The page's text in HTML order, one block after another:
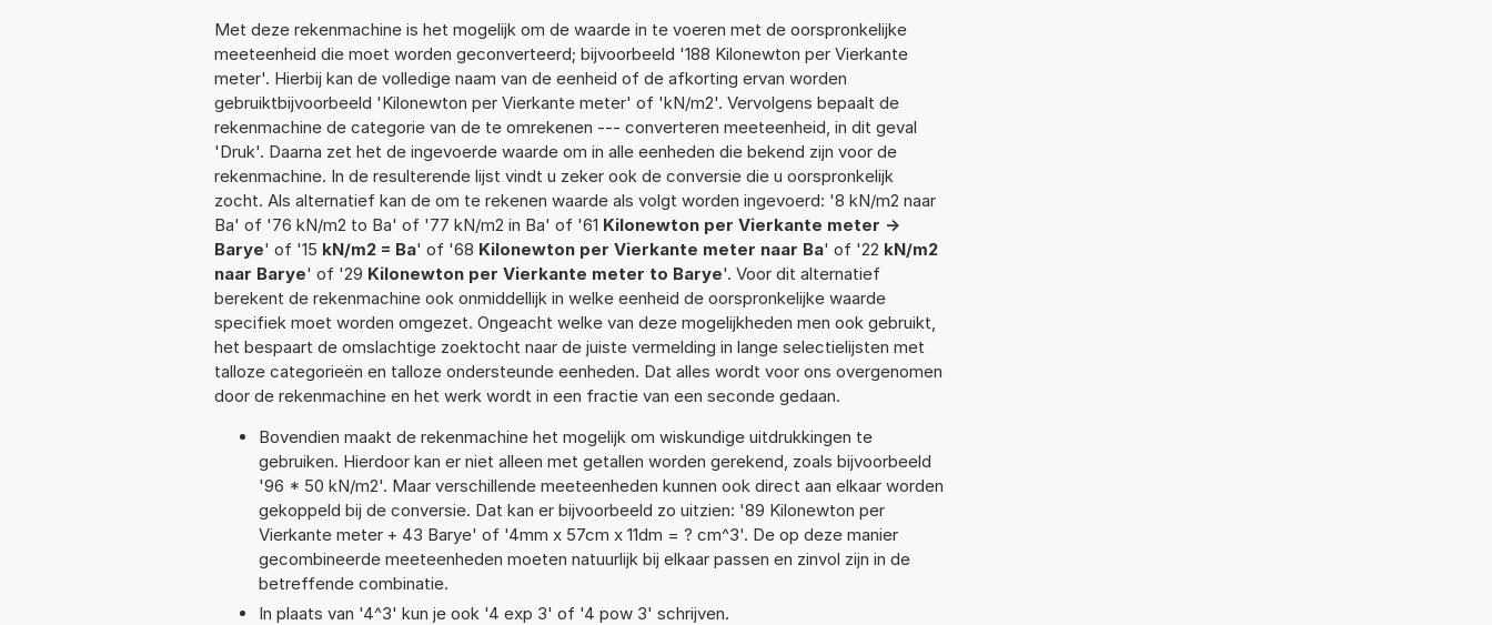
Met deze rekenmachine is het mogelijk om de waarde in te voeren met de oorspronkelijke
meeteenheid die moet worden geconverteerd; bijvoorbeeld '188 Kilonewton per Vierkante
meter'. Hierbij kan de volledige naam van de eenheid of de afkorting ervan worden
gebruiktbijvoorbeeld 'Kilonewton per Vierkante meter' of 'kN/m2'. Vervolgens bepaalt de
rekenmachine de categorie van de te omrekenen --- converteren meeteenheid, in dit geval
'Druk'. Daarna zet het de ingevoerde waarde om in alle eenheden die bekend zijn voor de
rekenmachine. In de resulterende lijst vindt u zeker ook de conversie die u oorspronkelijk
zocht. Als alternatief kan de om te rekenen waarde als volgt worden ingevoerd: '8 kN/m2 naar
Ba' of '76 kN/m2 to Ba' of '77 kN/m2 in Ba' of '61 Kilonewton per Vierkante meter ->
Barye' of '15 kN/m2 = Ba' of '68 Kilonewton per Vierkante meter naar Ba' of '22 kN/m2
naar Barye' of '29 Kilonewton per Vierkante meter to Barye'. Voor dit alternatief
berekent de rekenmachine ook onmiddellijk in welke eenheid de oorspronkelijke waarde
specifiek moet worden omgezet. Ongeacht welke van deze mogelijkheden men ook gebruikt,
het bespaart de omslachtige zoektocht naar de juiste vermelding in lange selectielijsten met
talloze categorieën en talloze ondersteunde eenheden. Dat alles wordt voor ons overgenomen
door de rekenmachine en het werk wordt in een fractie van een seconde gedaan.
Bovendien maakt de rekenmachine het mogelijk om wiskundige uitdrukkingen te
gebruiken. Hierdoor kan er niet alleen met getallen worden gerekend, zoals bijvoorbeeld
'96 * 50 kN/m2'. Maar verschillende meeteenheden kunnen ook direct aan elkaar worden
gekoppeld bij de conversie. Dat kan er bijvoorbeeld zo uitzien: '89 Kilonewton per
Vierkante meter + 43 Barye' of '4mm x 57cm x 11dm = ? cm^3'. De op deze manier
gecombineerde meeteenheden moeten natuurlijk bij elkaar passen en zinvol zijn in de
betreffende combinatie.
In plaats van '4^3' kun je ook '4 exp 3' of '4 pow 3' schrijven.